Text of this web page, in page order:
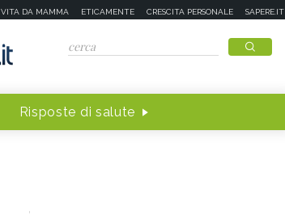
VITA DA MAMMA ETICAMENTE CRESCITA PERSONALE SAPERE.IT
Risposte di salute